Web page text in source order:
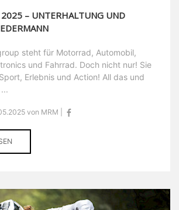
2025 – UNTERHALTUNG UND
steht für Motorrad, Automobil,
und Fahrrad. Doch nicht nur! Sie
Erlebnis und Action! All das und
von MRM |